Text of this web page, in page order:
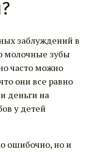
заблуждений в
молочные зубы
часто можно
они все равно
деньги на
у детей
ошибочно, но и